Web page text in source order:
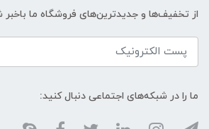
از تخفیف‌ها و جدیدترین‌های فروشگاه ما باخبر
ما را در شبکه‌های اجتماعی دنبال کنید: